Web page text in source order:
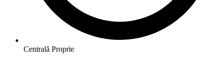
Centrală Proprie